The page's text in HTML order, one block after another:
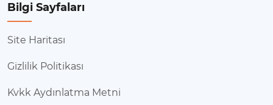
Bilgi Sayfaları
Site Haritası
Gizlilik Politikası
Kvkk Aydınlatma Metni